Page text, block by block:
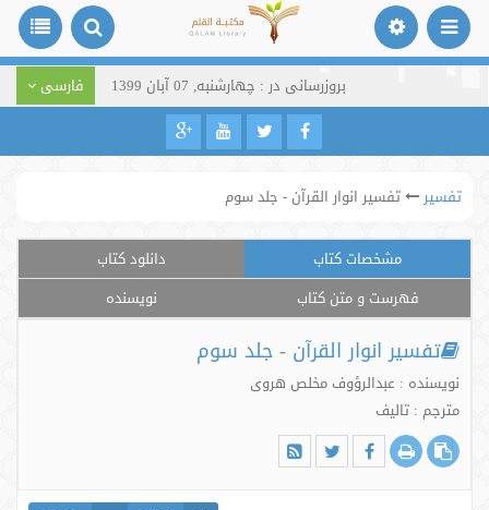
بروزرسانی در : چهارشنبه, 07 آبان 1399 فارسی
تفسیر تفسیر انوار القرآن - جلد سوم
مشخصات کتاب
دانلود کتاب
فهرست و متن کتاب
نویسنده
تفسیر انوار القرآن - جلد سوم
نویسنده : عبدالرؤوف مخلص هروی
مترجم : تالیف